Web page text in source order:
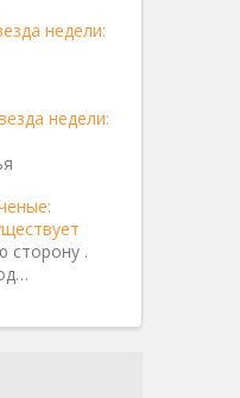
недели:
недели:
сторону .